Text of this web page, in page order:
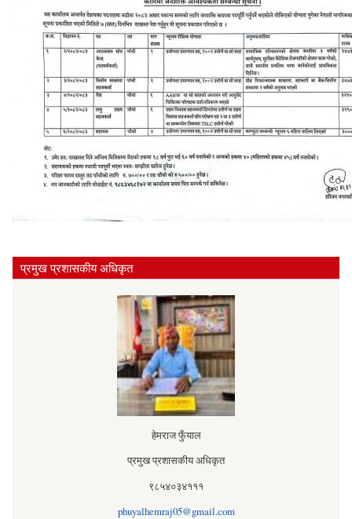
प्रमुख प्रशासकीय अधिकृत
हेमराज फुँयाल
प्रमुख प्रशासकीय अधिकृत
९८५४०३४१११
phuyalhemraj05@gmail.com